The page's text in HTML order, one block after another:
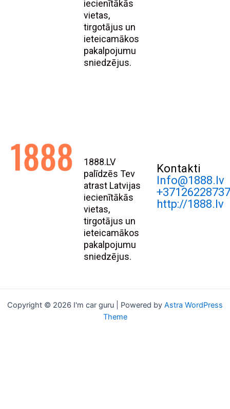
iecienītākās
vietas,
tirgotājus un
ieteicamākos
pakalpojumu
sniedzējus.
1888.LV
palīdzēs Tev
atrast Latvijas
iecienītākās
vietas,
tirgotājus un
ieteicamākos
pakalpojumu
sniedzējus.
Kontakti
Info@1888.lv
http://1888.lv
Copyright © 2026 I'm car guru | Powered by Astra WordPress
Theme